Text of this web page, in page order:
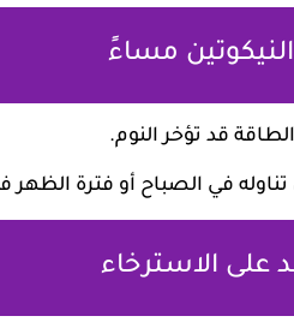
قد تؤخر النوم.
تناوله في الصباح أو فترة